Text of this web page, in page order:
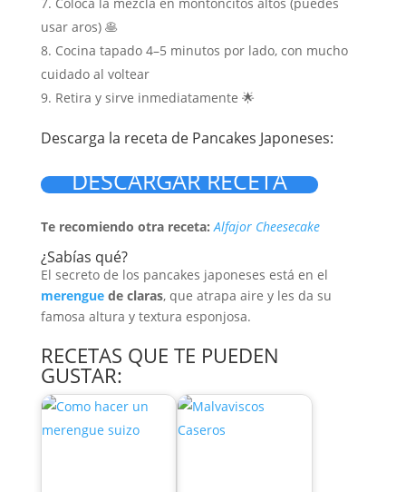
usar aros) 🥞
Cocina tapado 4–5 minutos por lado, con mucho
cuidado al voltear
Retira y sirve inmediatamente 🌟
Descarga la receta de Pancakes Japoneses:
DESCARGAR RECETA
Te recomiendo otra receta: Alfajor Cheesecake
¿Sabías qué?
El secreto de los pancakes japoneses está en el
merenguede claras, que atrapa aire y les da su
famosa altura y textura esponjosa.
RECETAS QUE TE PUEDEN
GUSTAR: